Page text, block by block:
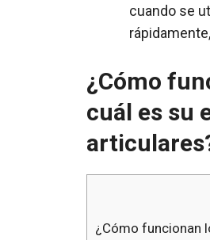
cuando se
¿Cómo
cuál es su
¿Cómo funcionan